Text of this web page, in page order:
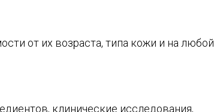
от их возраста, типа кожи и на любой
клинические исследования,